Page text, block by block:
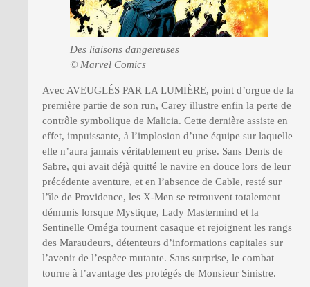
Des liaisons dangereuses
© Marvel Comics
Avec AVEUGLÉS PAR LA LUMIÈRE, point d’orgue de la
première partie de son run, Carey illustre enfin la perte de
contrôle symbolique de Malicia. Cette dernière assiste en
effet, impuissante, à l’implosion d’une équipe sur laquelle
elle n’aura jamais véritablement eu prise. Sans Dents de
Sabre, qui avait déjà quitté le navire en douce lors de leur
précédente aventure, et en l’absence de Cable, resté sur
l’île de Providence, les X-Men se retrouvent totalement
démunis lorsque Mystique, Lady Mastermind et la
Sentinelle Oméga tournent casaque et rejoignent les rangs
des Maraudeurs, détenteurs d’informations capitales sur
l’avenir de l’espèce mutante. Sans surprise, le combat
tourne à l’avantage des protégés de Monsieur Sinistre.